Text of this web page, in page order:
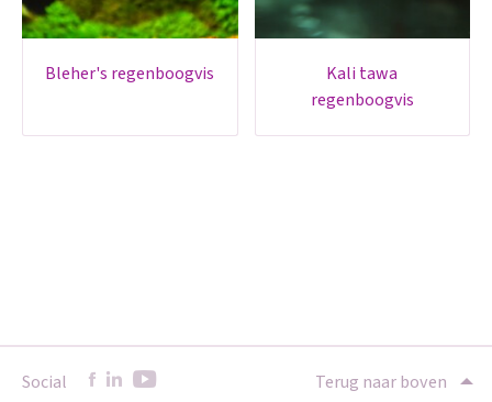
bleher's regenboogvis
kali tawa
regenboogvis
Social Terug naar boven